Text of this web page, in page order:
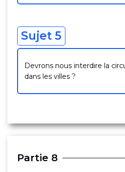
Sujet 5
Devrons nous interdire la
dans les villes ?
Partie 8